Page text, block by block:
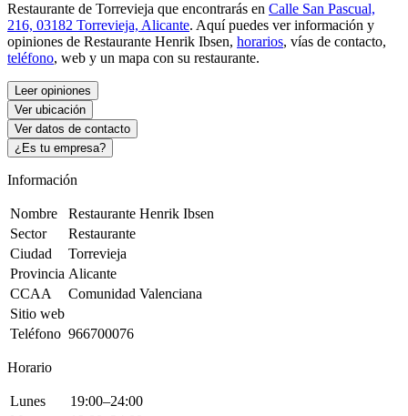
Restaurante de Torrevieja que encontrarás en Calle San Pascual,
216, 03182 Torrevieja, Alicante. Aquí puedes ver información y
opiniones de Restaurante Henrik Ibsen, horarios, vías de contacto,
teléfono, web y un mapa con su restaurante.
Leer opiniones
Ver ubicación
Ver datos de contacto
¿Es tu empresa?
Información
Nombre
Restaurante Henrik Ibsen
Sector
Restaurante
Ciudad
Torrevieja
Provincia Alicante
CCAA
Comunidad Valenciana
Sitio web
Teléfono 966700076
Horario
Lunes
19:00–24:00